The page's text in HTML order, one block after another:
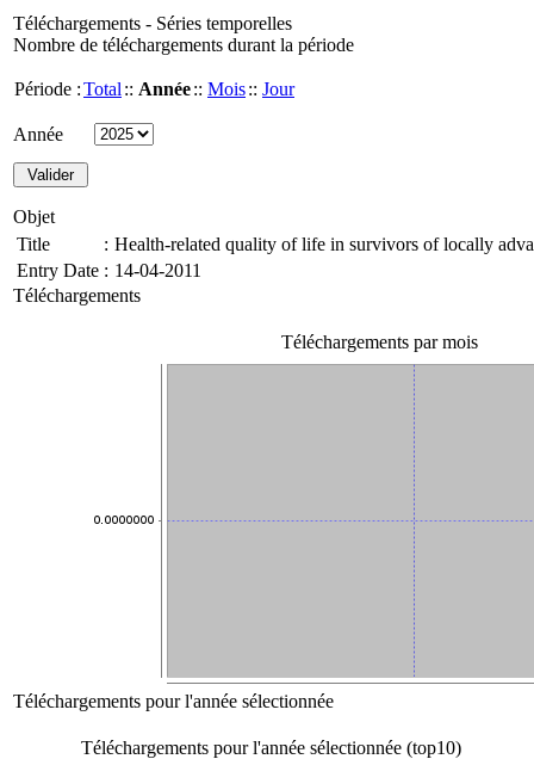
Téléchargements - Séries temporelles
Nombre de téléchargements durant la période
Période :Total :: Année:: Mois:: Jour
Année
Objet
Title
: Health-related quality of life in survivors of locally
Entry Date : 14-04-2011
Téléchargements
Téléchargements par mois
Téléchargements pour l'année sélectionnée
Téléchargements pour l'année sélectionnée (top10)